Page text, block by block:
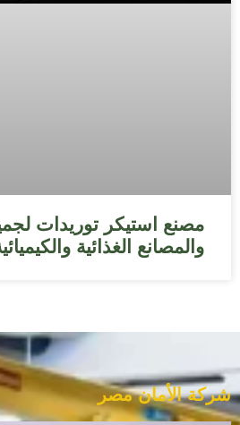
مصنع استيكر توريدات
والمصانع الغذائية
شركة الأمان مصر